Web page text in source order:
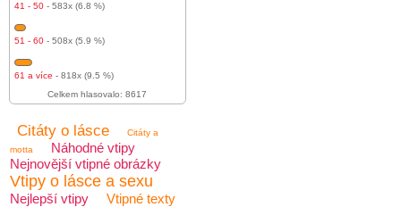
41 - 50 - 583x (6.8 %)
51 - 60 - 508x (5.9 %)
61 a více - 818x (9.5 %)
Celkem hlasovalo: 8617
Citáty o lásce
Citáty a
motta
Náhodné vtipy
Nejnovější vtipné obrázky
Vtipy o lásce a sexu
Nejlepší vtipy Vtipné texty